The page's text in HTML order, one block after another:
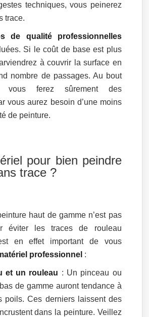
techniques, vous peinerez
trace.
de qualité professionnelles
Si le coût de base est plus
à couvrir la surface en
nombre de passages. Au bout
vous ferez sûrement des
vous aurez besoin d’une moins
de peinture.
pour bien peindre
trace ?
haut de gamme n’est pas
éviter les traces de rouleau
en effet important de vous
professionnel :
et un rouleau : Un pinceau ou
de gamme auront tendance à
poils. Ces derniers laissent des
dans la peinture. Veillez